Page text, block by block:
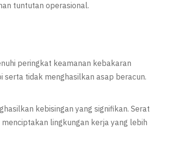
tuntutan operasional.
peringkat keamanan kebakaran
serta tidak menghasilkan asap beracun.
kebisingan yang signifikan. Serat
lingkungan kerja yang lebih